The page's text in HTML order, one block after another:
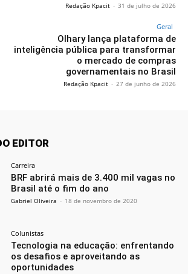
Redação Kpacit - 31 de julho de 2026
Geral
Olhary lança plataforma de
inteligência pública para transformar
o mercado de compras
governamentais no Brasil
Redação Kpacit - 27 de junho de 2026
EDITOR
Carreira
BRF abrirá mais de 3.400 mil vagas no
Brasil até o fim do ano
Gabriel Oliveira - 18 de novembro de 2020
Colunistas
Tecnologia na educação: enfrentando
os desafios e aproveitando as
oportunidades